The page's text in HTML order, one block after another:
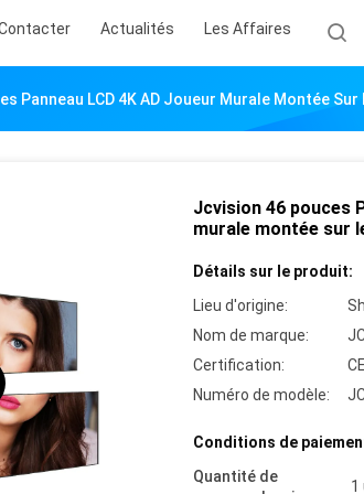
Actualités Les Affaires
Panneau LCD 4K AD Joueur Murale Montée
Jcvision 46 pouces
murale montée sur
Détails sur le produit:
Lieu d'origine:
Nom de marque:
Certification:
Numéro de modèle:
Conditions de
Quantité de
1